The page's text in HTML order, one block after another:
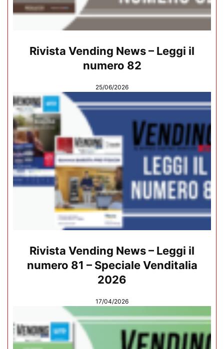
Rivista Vending News – Leggi il
numero 82
25/06/2026
Rivista Vending News – Leggi il
numero 81 – Speciale Venditalia
2026
17/04/2026